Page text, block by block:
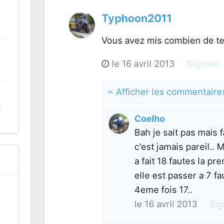
Typhoon2011
Vous avez mis combien de
le 16 avril 2013 Signaler
Afficher les
Coelho
Bah je sait pas mais
c'est jamais pareil..
a fait 18 fautes la
elle est passer a 7
4eme fois 17..
le 16 avril 2013